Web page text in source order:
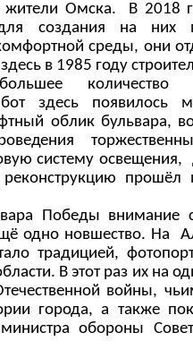
Омска. В 2018
для создания на них
среды, они
в 1985 году
здесь появилось
облик бульвара,
систему освещения,
реконструкцию
Победы внимание
одно новшество. На
традицией,
В этот раз их на
войны,
города, а также
обороны